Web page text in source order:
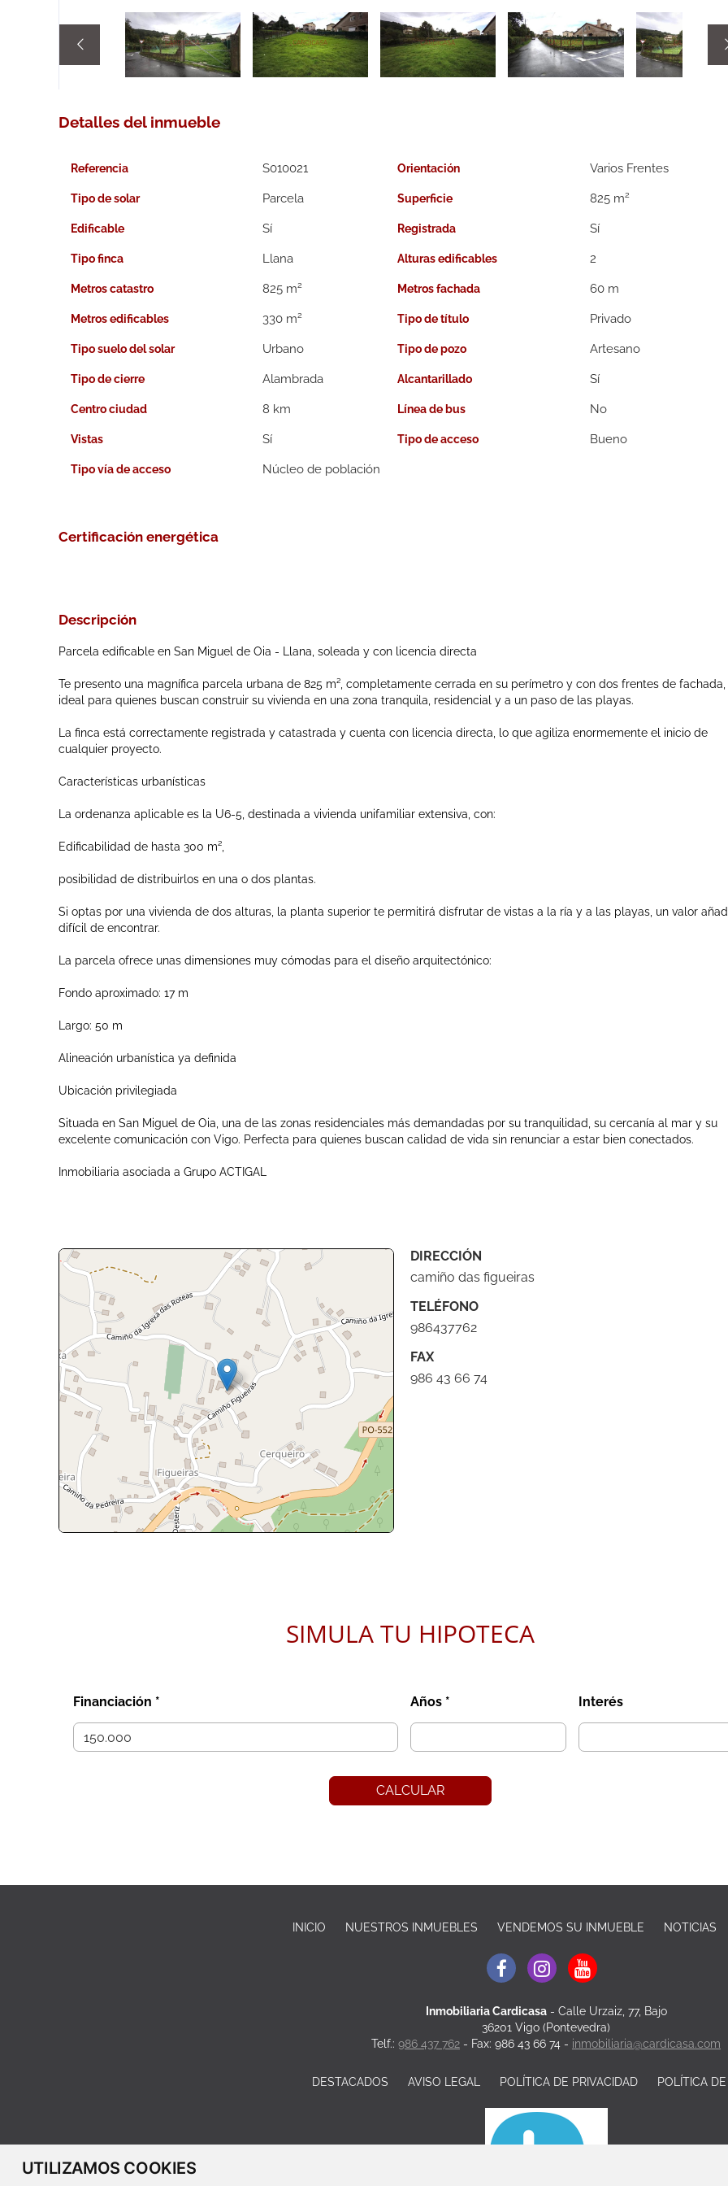
UTILIZAMOS COOKIES

Detalles del inmueble
Referencia S010021 Orientación Varios Frentes
Tipo de solar Parcela Superficie 825 m2
Edificable Registrada
Tipo finca Llana Alturas edificables 2
Metros catastro 825 m2 Metros fachada 60 m
Metros edificables 330 m2 Tipo de título Privado
Tipo suelo del solar Urbano Tipo de pozo Artesano
Tipo de cierre Alambrada Alcantarillado
Centro ciudad 8 km Línea de bus
Vistas Tipo de acceso Bueno
Tipo vía de acceso Núcleo de población
Certificación energética
Descripción
Parcela edificable en San Miguel de Oia - Llana, soleada y con licencia directa
Te presento una magnífica parcela urbana de 825 m², completamente cerrada en su perímetro y con dos frentes de fachada,
ideal para quienes buscan construir su vivienda en una zona tranquila, residencial y a un paso de las playas.
La finca está correctamente registrada y catastrada y cuenta con licencia directa, lo que agiliza enormemente el inicio de
cualquier proyecto.
Características urbanísticas
La ordenanza aplicable es la U6-5, destinada a vivienda unifamiliar extensiva, con:
Edificabilidad de hasta 300 m²,
posibilidad de distribuirlos en una o dos plantas.
Si optas por una vivienda de dos alturas, la planta superior te permitirá disfrutar de vistas a la ría y a las playas, un valor
difícil de encontrar.
La parcela ofrece unas dimensiones muy cómodas para el diseño arquitectónico:
Fondo aproximado: 17 m
Largo: 50 m
Alineación urbanística ya definida
Ubicación privilegiada
Situada en San Miguel de Oia, una de las zonas residenciales más demandadas por su tranquilidad, su cercanía al mar y su
excelente comunicación con Vigo. Perfecta para quienes buscan calidad de vida sin renunciar a estar bien conectados.
Inmobiliaria asociada a Grupo ACTIGAL
+
Leaflet| ©OpenStreetMap contributors
DIRECCIÓN
camiño das figueiras
TELÉFONO
986437762
FAX
986 43 66 74
SIMULA TU HIPOTECA
Financiación * Años * Interés
CALCULAR
INICIO NUESTROS INMUEBLES VENDEMOS SU INMUEBLE NOTICIAS
Inmobiliaria Cardicasa - Calle Urzaiz, 77, Bajo
36201 Vigo (Pontevedra)
Telf.: 986 437 762 - Fax: 986 43 66 74 - inmobiliaria@cardicasa.com
DESTACADOS AVISO LEGAL POLÍTICA DE PRIVACIDAD POLÍTICA